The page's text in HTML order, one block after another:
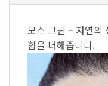
모스 그린 – 자연의
함을 더해줍니다.